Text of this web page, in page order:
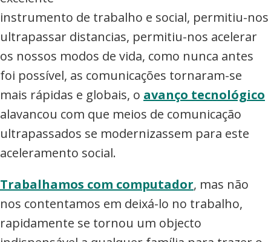
mais
instrumento de trabalho e social, permitiu-nos
ultrapassar distancias, permitiu-nos acelerar
os nossos modos de vida, como nunca antes
foi possível, as comunicações tornaram-se
mais rápidas e globais, o avanço tecnológico
alavancou com que meios de comunicação
ultrapassados se modernizassem para este
aceleramento social.
Trabalhamos com computador, mas não
nos contentamos em deixá-lo no trabalho,
rapidamente se tornou um objecto